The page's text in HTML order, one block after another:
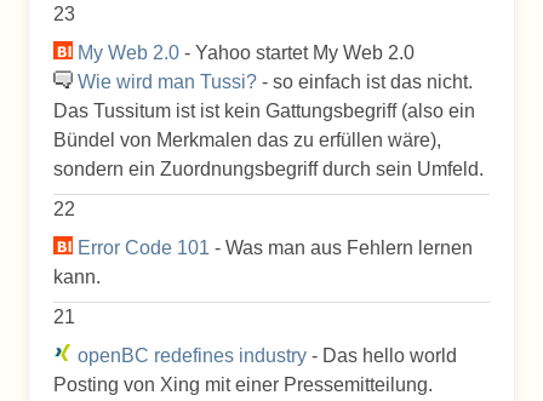
23
My Web 2.0 - Yahoo startet My Web 2.0
Wie wird man Tussi? - so einfach ist das nicht.
Das Tussitum ist ist kein Gattungsbegriff (also ein
Bündel von Merkmalen das zu erfüllen wäre),
sondern ein Zuordnungsbegriff durch sein Umfeld.
22
Error Code 101 - Was man aus Fehlern lernen
kann.
21
openBC redefines industry - Das hello world
Posting von Xing mit einer Pressemitteilung.